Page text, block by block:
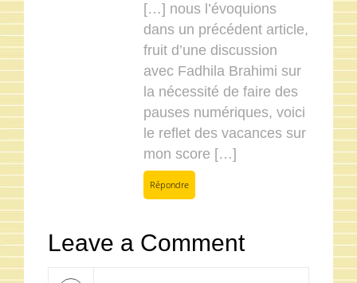
[…] nous l’évoquions
dans un précédent article,
fruit d’une discussion
avec Fadhila Brahimi sur
la nécessité de faire des
pauses numériques, voici
le reflet des vacances sur
mon score […]
Répondre
Leave a Comment